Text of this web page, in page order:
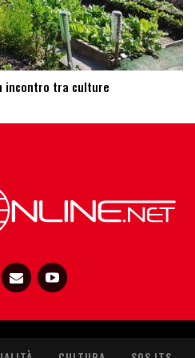
incontro tra culture